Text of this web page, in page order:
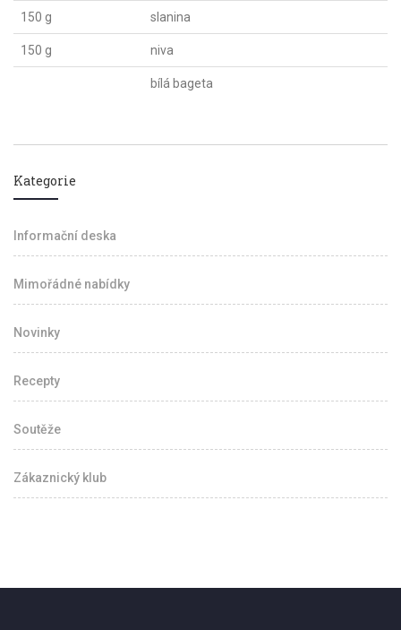
150 g slanina
150 g niva
bílá bageta
Kategorie
Informační deska
Mimořádné nabídky
Novinky
Recepty
Soutěže
Zákaznický klub